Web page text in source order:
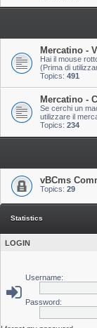
Mercatino -
Hai il mouse
(Prima di
Topics: 491
Mercatino -
Se cerchi un
utilizzare il
Topics: 234
vBCms
Topics: 29
Statistics
LOGIN
Username:
Password: